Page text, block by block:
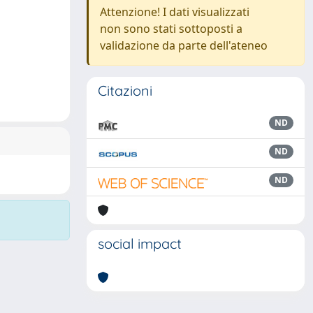
Attenzione! I dati visualizzati
non sono stati sottoposti a
validazione da parte dell'ateneo
Citazioni
ND
ND
ND
social impact